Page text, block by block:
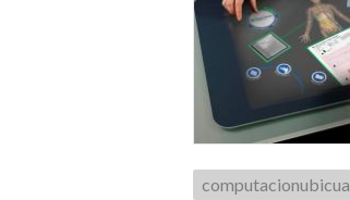
computacionubicua